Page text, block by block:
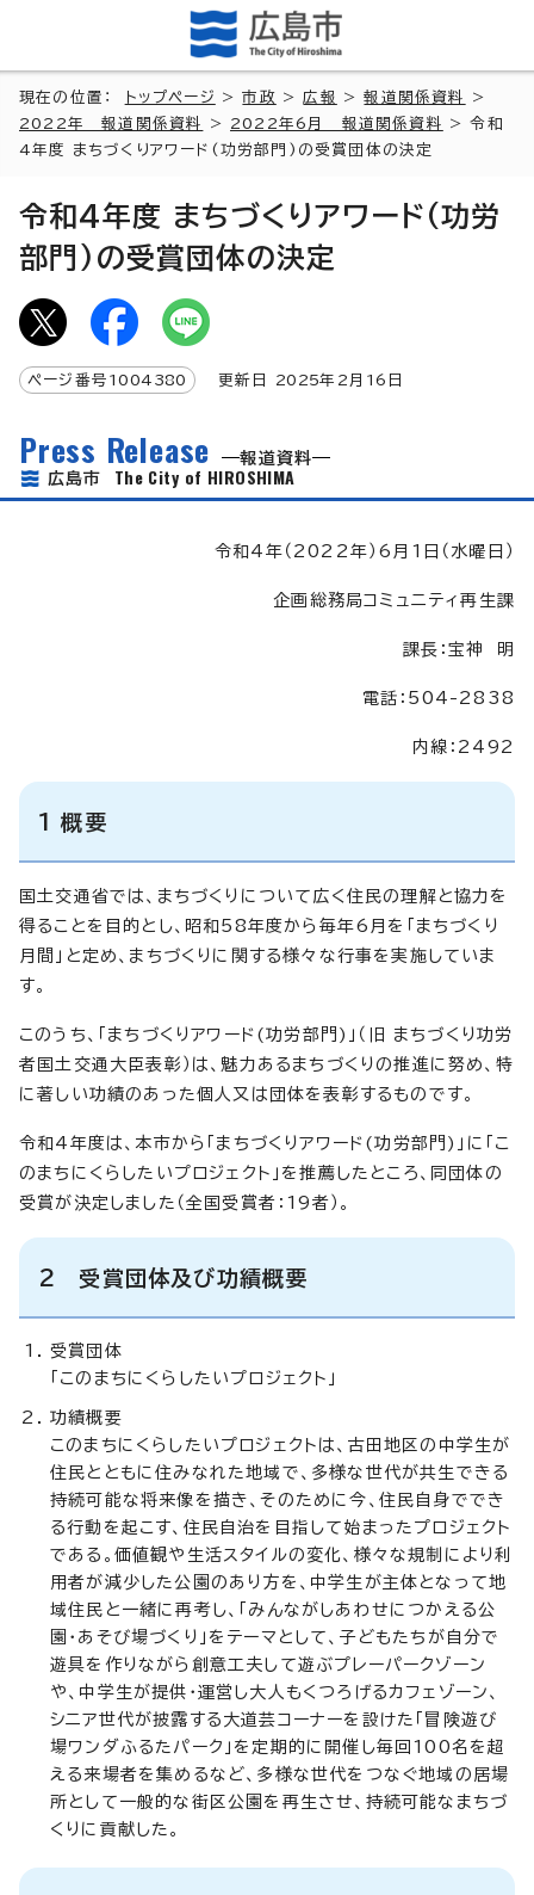
現在の位置： トップページ >市政 >広報 >報道関係資料
>
2022年 報道関係資料
> 2022年6月 報道関係資料
> 令和
4年度 まちづくりアワード(功労部門)の受賞団体の決定
令和4年度 まちづくりアワード(功労
部門)の受賞団体の決定
ページ番号 1004380 更新日 2025年2月 16 日
Press Release
報道資料
広島市 The City of HIROSHIMA
令和4年（2022年）6月1日（水曜日）
企画総務局コミュニティ再生課
課長：宝神 明
電話：504-2838
内線：2492
1 概要
国土交通省では、まちづくりについて広く住民の理解と協力を
得ることを目的とし、昭和58年度から毎年6月を「まちづくり
月間」と定め、まちづくりに関する様々な行事を実施していま
す。
このうち、「まちづくりアワード(功労部門)」（旧 まちづくり功労
者国土交通大臣表彰）は、魅力あるまちづくりの推進に努め、特
に著しい功績のあった個人又は団体を表彰するものです。
令和4年度は、本市から「まちづくりアワード(功労部門)」に「こ
のまちにくらしたいプロジェクト」を推薦したところ、同団体の
受賞が決定しました（全国受賞者：19者）。
2 受賞団体及び功績概要
受賞団体
「このまちにくらしたいプロジェクト」
功績概要
このまちにくらしたいプロジェクトは、古田地区の中学生が
住民とともに住みなれた地域で、多様な世代が共生できる
持続可能な将来像を描き、そのために今、住民自身ででき
る行動を起こす、住民自治を目指して始まったプロジェクト
である。価値観や生活スタイルの変化、様々な規制により利
用者が減少した公園のあり方を、中学生が主体となって地
域住民と一緒に再考し、「みんながしあわせにつかえる公
園・あそび場づくり」をテーマとして、子どもたちが自分で
遊具を作りながら創意工夫して遊ぶプレーパークゾーン
や、中学生が提供・運営し大人もくつろげるカフェゾーン、
シニア世代が披露する大道芸コーナーを設けた「冒険遊び
場ワンダふるたパーク」を定期的に開催し毎回100名を超
える来場者を集めるなど、多様な世代をつなぐ地域の居場
所として一般的な街区公園を再生させ、持続可能なまちづ
くりに貢献した。